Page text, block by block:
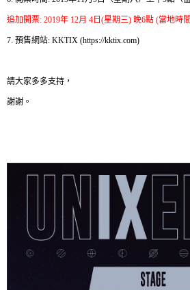
追加開票: 2019年 12月 4 日 (星期三) 晚6點 (當地時間
7. 預售網站: KKTIX (https://kktix.com)
請大家多多支持，
謝謝。